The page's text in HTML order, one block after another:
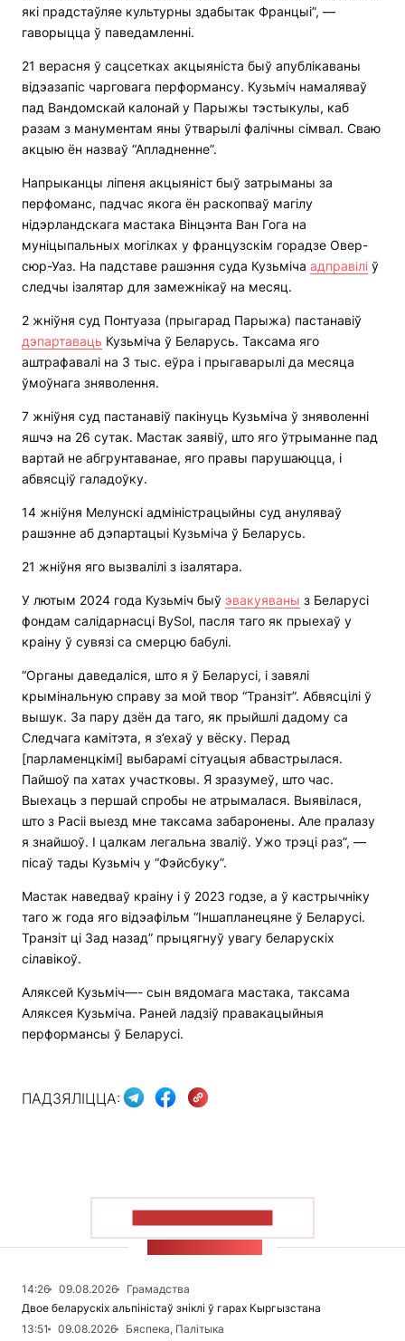
які прадстаўляе культурны здабытак Францыі”, —
гаворыцца ў паведамленні.
21 верасня ў сацсетках акцыяніста быў апублікаваны
відэазапіс чарговага перформансу. Кузьміч намаляваў
пад Вандомскай калонай у Парыжы тэстыкулы, каб
разам з манументам яны ўтварылі фалічны сімвал. Сваю
акцыю ён назваў “Апладненне”.
Напрыканцы ліпеня акцыяніст быў затрыманы за
перфоманс, падчас якога ён раскопваў магілу
нідэрландскага мастака Вінцэнта Ван Гога на
муніцыпальных могілках у французскім горадзе Овер-
сюр-Уаз. На падставе рашэння суда Кузьміча адправілі ў
следчы ізалятар для замежнікаў на месяц.
2 жніўня суд Понтуаза (прыгарад Парыжа) пастанавіў
дэпартаваць Кузьміча ў Беларусь. Таксама яго
аштрафавалі на 3 тыс. еўра і прыгаварылі да месяца
ўмоўнага зняволення.
7 жніўня суд пастанавіў пакінуць Кузьміча ў зняволенні
яшчэ на 26 сутак. Мастак заявіў, што яго ўтрыманне пад
вартай не абгрунтаванае, яго правы парушаюцца, і
абвясціў галадоўку.
14 жніўня Мелунскі адміністрацыйны суд ануляваў
рашэнне аб дэпартацыі Кузьміча ў Беларусь.
21 жніўня яго вызвалілі з ізалятара.
У лютым 2024 года Кузьміч быў эвакуяваны з Беларусі
фондам салідарнасці BySоl, пасля таго як прыехаў у
краіну ў сувязі са смерцю бабулі.
“Органы даведаліся, што я ў Беларусі, і завялі
крымінальную справу за мой твор “Транзіт”. Абвясцілі ў
вышук. За пару дзён да таго, як прыйшлі дадому са
Следчага камітэта, я з’ехаў у вёску. Перад
[парламенцкімі] выбарамі сітуацыя абвастрылася.
Пайшоў па хатах участковы. Я зразумеў, што час.
Выехаць з першай спробы не атрымалася. Выявілася,
што з Расіі выезд мне таксама забаронены. Але пралазу
я знайшоў. І цалкам легальна зваліў. Ужо трэці раз”, —
пісаў тады Кузьміч у “Фэйсбуку”.
Мастак наведваў краіну і ў 2023 годзе, а ў кастрычніку
таго ж года яго відэафільм “Іншапланецяне ў Беларусі.
Транзіт ці Зад назад” прыцягнуў увагу беларускіх
сілавікоў.
Аляксей Кузьміч—- сын вядомага мастака, таксама
Аляксея Кузьміча. Раней ладзіў правакацыйныя
перформансы ў Беларусі.
ПАДЗЯЛІЦЦА:
14:26 09.08.2026
Грамадства
Двое беларускіх альпіністаў зніклі ў гарах Кыргызстана
13:51
09.08.2026 Бяспека, Палітыка